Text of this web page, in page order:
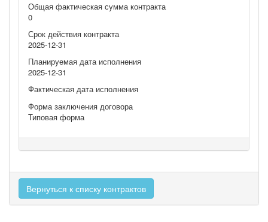
Общая фактическая сумма контракта
0
Срок действия контракта
2025-12-31
Планируемая дата исполнения
2025-12-31
Фактическая дата исполнения
Форма заключения договора
Типовая форма
Вернуться к списку контрактов